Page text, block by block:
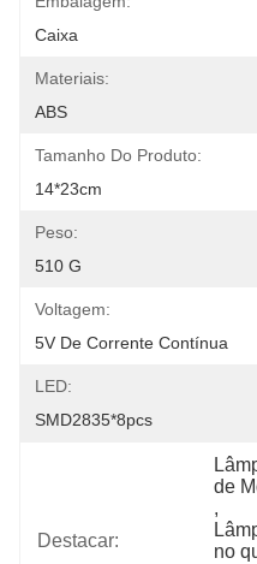
Caixa
Materiais:
ABS
Tamanho Do Produto:
14*23cm
Peso:
510 G
Voltagem:
5V De Corrente Contínua
LED:
SMD2835*8pcs
Destacar:
de
,
no